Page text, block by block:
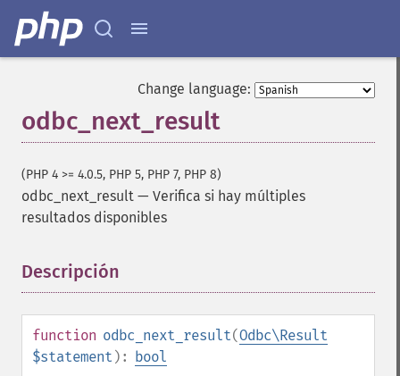
Change language:
odbc_next_result
(PHP 4 >= 4.0.5, PHP 5, PHP 7, PHP 8)
odbc_next_result — Verifica si hay múltiples
resultados disponibles
Descripción
function odbc_next_result(Odbc\Result
$statement ): bool